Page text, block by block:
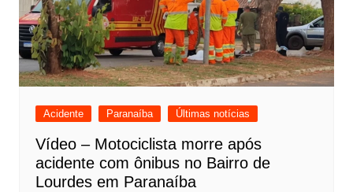
Acidente Paranaíba Últimas notícias
Vídeo – Motociclista morre após
acidente com ônibus no Bairro de
Lourdes em Paranaíba